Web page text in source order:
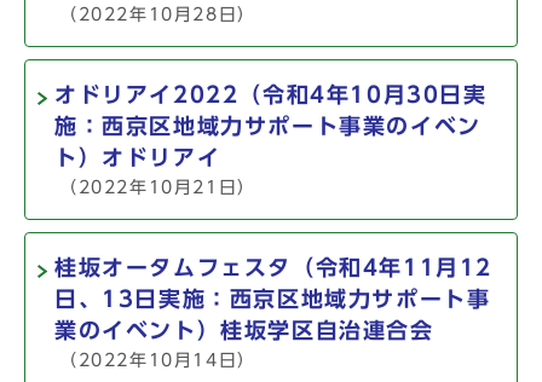
（2022年10月28日）
オドリアイ2022（令和4年10月30日実
施：西京区地域力サポート事業のイベン
ト）オドリアイ
（2022年10月21日）
桂坂オータムフェスタ（令和4年11月12
日、13日実施：西京区地域力サポート事
業のイベント）桂坂学区自治連合会
（2022年10月14日）